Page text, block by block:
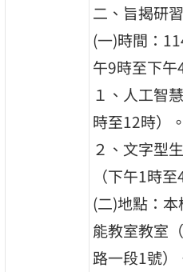
二、旨揭研
(一)時間：
午9時至下午
１、人工智
時至12時）。
２、文字型
（下午1時
(二)地點：
能教室教室
路一段1號）